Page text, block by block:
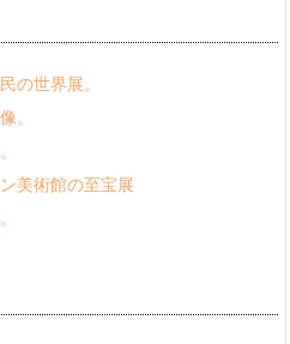
の世界展。
。
美術館の至宝展